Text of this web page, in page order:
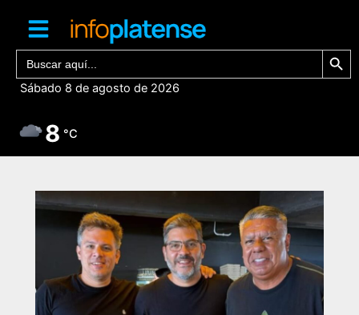
contenido
Buscar: Botón de
Sábado 8 de agosto de 2026
8 °C